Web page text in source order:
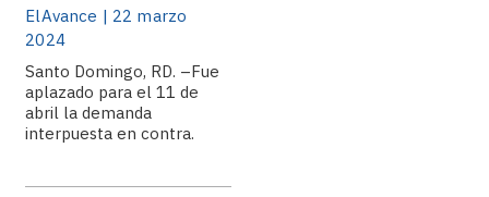
ElAvance | 22 marzo
2024
Santo Domingo, RD. –Fue
aplazado para el 11 de
abril la demanda
interpuesta en contra.